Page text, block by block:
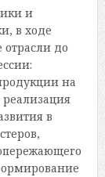
и
в ходе
отрасли до
на
в